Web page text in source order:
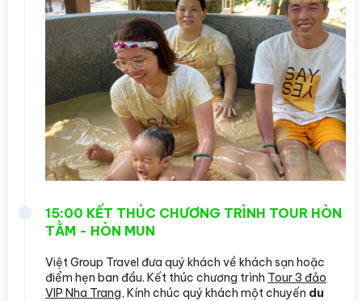
15:00 KẾT THÚC CHƯƠNG TRÌNH TOUR HÒN
TẰM - HÒN MUN
Việt Group Travel đưa quý khách về khách sạn hoặc
điểm hẹn ban đầu. Kết thúc chương trình Tour 3 đảo
VIP Nha Trang, Kính chúc quý khách một chuyến du